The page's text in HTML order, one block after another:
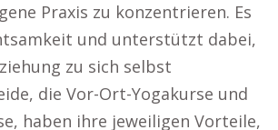
Praxis zu konzentrieren. Es
und unterstützt dabei,
zu sich selbst
die Vor-Ort-Yogakurse und
haben ihre jeweiligen Vorteile,